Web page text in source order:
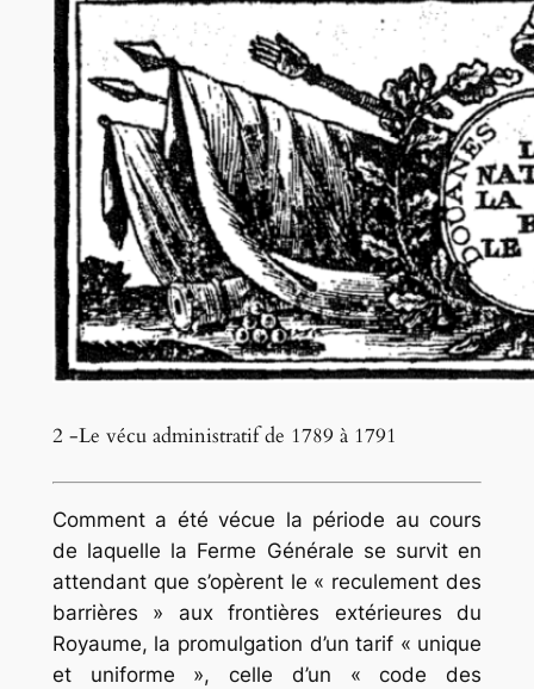
2 -Le vécu administratif de 1789 à 1791
Comment a été vécue la période au cours
de laquelle la Ferme Générale se survit en
attendant que s’opèrent le « reculement des
barrières » aux frontières extérieures du
Royaume, la promulgation d’un tarif « unique
et uniforme », celle d’un « code des